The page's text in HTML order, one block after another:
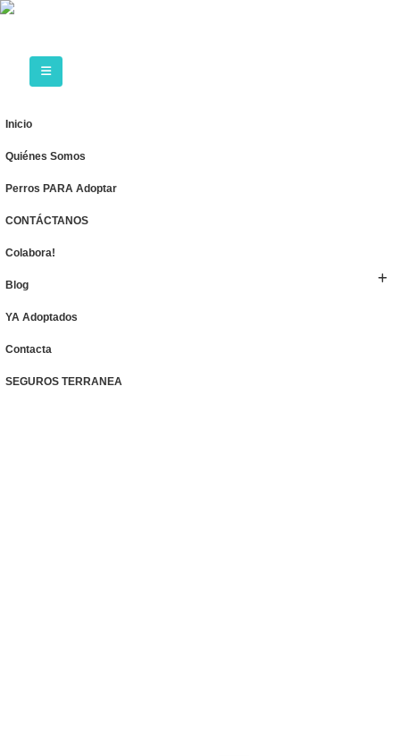
Inicio
Quiénes Somos
Perros PARA Adoptar
CONTÁCTANOS
Colabora!
Blog
YA Adoptados
Contacta
SEGUROS TERRANEA